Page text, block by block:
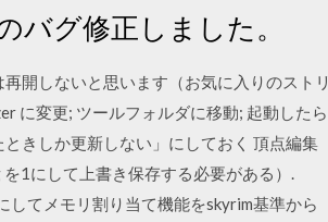
バグ修正しました。
開しないと思います（お気に入りのストリ
に変更; ツールフォルダに移動; 起動したら
きしか更新しない」にしておく 頂点編集
1にして上書き保存する必要がある）.
てメモリ割り当て機能をskyrim基準から